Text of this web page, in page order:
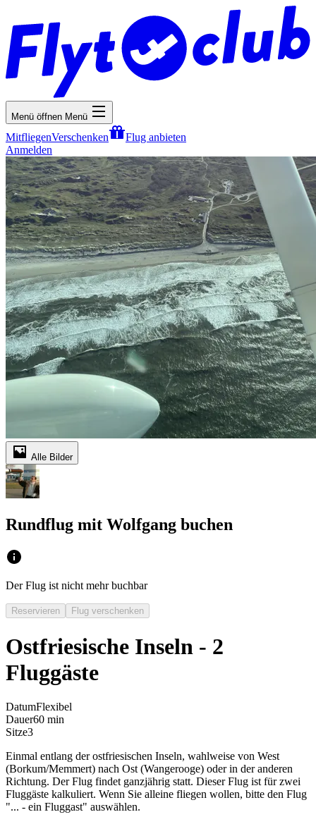
Menü öffnen Menü
MitfliegenVerschenken
Flug anbieten
Anmelden
Alle Bilder
Rundflug mit Wolfgang buchen
Der Flug ist nicht mehr buchbar
Reservieren Flug verschenken
Ostfriesische Inseln - 2
Fluggäste
DatumFlexibel
Dauer60 min
Sitze3
Einmal entlang der ostfriesischen Inseln, wahlweise von West
(Borkum/Memmert) nach Ost (Wangerooge) oder in der anderen
Richtung. Der Flug findet ganzjährig statt. Dieser Flug ist für zwei
Fluggäste kalkuliert. Wenn Sie alleine fliegen wollen, bitte den Flug
"... - ein Fluggast" auswählen.